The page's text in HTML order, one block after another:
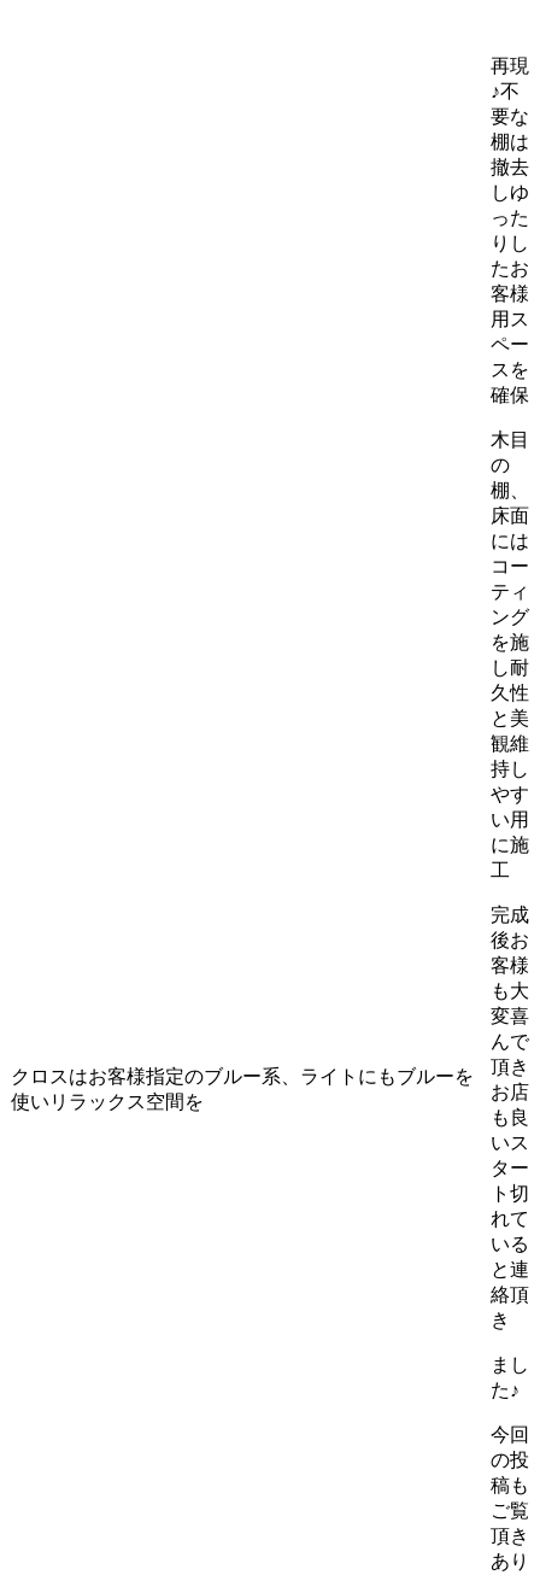
クロスはお客様指定のブルー系、ライトにもブルーを
使いリラックス空間を
再現
♪不
要な
棚は
撤去
しゆ
った
りし
たお
客様
用ス
ペー
スを
確保
木目
の
棚、
床面
には
コー
ティ
ング
を施
し耐
久性
と美
観維
持し
やす
い用
に施
工
完成
後お
客様
も大
変喜
んで
頂き
お店
も良
いス
ター
ト切
れて
いる
と連
絡頂
き
まし
た♪
今回
の投
稿も
ご覧
頂き
あり